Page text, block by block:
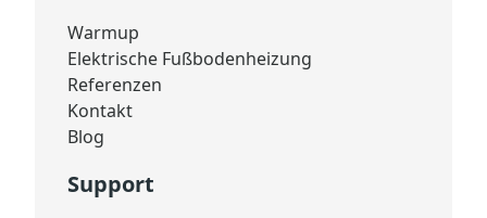
Warmup
Elektrische Fußbodenheizung
Referenzen
Kontakt
Blog
Support